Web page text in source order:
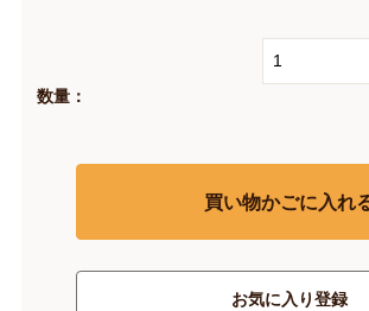
数量：
買い物かごに入れ
お気に入り登録